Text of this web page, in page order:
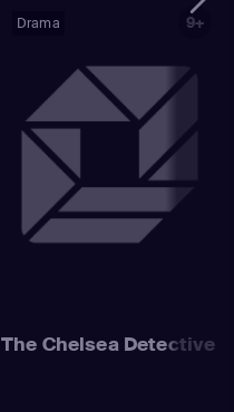
Drama 9+
The Chelsea Detective